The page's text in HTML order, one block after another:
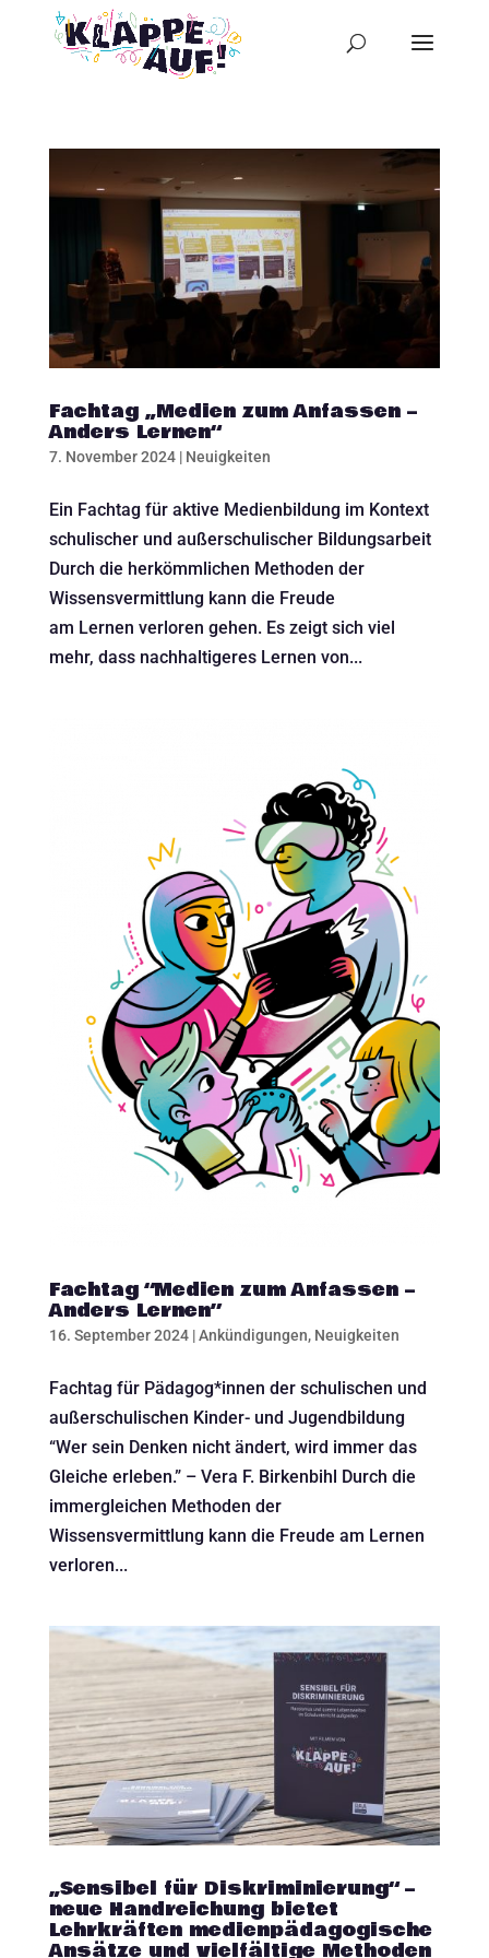
Fachtag „Medien zum Anfassen –
Anders Lernen“
7. November 2024| Neuigkeiten
Ein Fachtag für aktive Medienbildung im Kontext
schulischer und außerschulischer Bildungsarbeit
Durch die herkömmlichen Methoden der
Wissensvermittlung kann die Freude
am Lernen verloren gehen. Es zeigt sich viel
mehr, dass nachhaltigeres Lernen von...
Fachtag “Medien zum Anfassen –
Anders Lernen”
16. September 2024|Ankündigungen, Neuigkeiten
Fachtag für Pädagog*innen der schulischen und
außerschulischen Kinder- und Jugendbildung
“Wer sein Denken nicht ändert, wird immer das
Gleiche erleben.” – Vera F. Birkenbihl Durch die
immergleichen Methoden der
Wissensvermittlung kann die Freude am Lernen
verloren...
„Sensibel für Diskriminierung“ –
neue Handreichung bietet
Lehrkräften medienpädagogische
Ansätze und vielfältige Methoden